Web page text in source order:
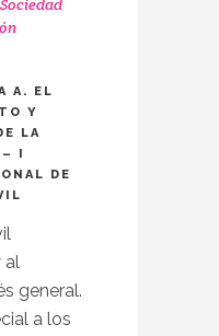
A. EL
Y
LA
– I
DE
al
general.
a los